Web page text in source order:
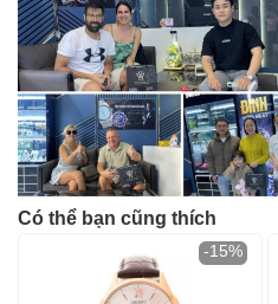
Có thể bạn cũng thích
-15%